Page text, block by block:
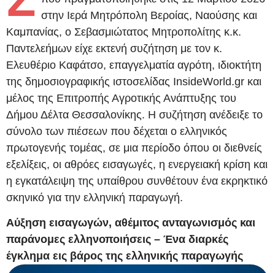
στην Ιερά Μητρόπολη Βεροίας, Ναούσης και
Καμπανίας, ο Σεβασμιώτατος Μητροπολίτης κ.κ.
Παντελεήμων είχε εκτενή συζήτηση με τον κ.
Ελευθέριο Καφάτσο, επαγγελματία αγρότη, ιδιοκτήτη
της δημοσιογραφικής ιστοσελίδας InsideWorld.gr και
μέλος της Επιτροπής Αγροτικής Ανάπτυξης του
Δήμου Δέλτα Θεσσαλονίκης. Η συζήτηση ανέδειξε το
σύνολο των πιέσεων που δέχεται ο ελληνικός
πρωτογενής τομέας, σε μια περίοδο όπου οι διεθνείς
εξελίξεις, οι αθρόες εισαγωγές, η ενεργειακή κρίση και
η εγκατάλειψη της υπαίθρου συνθέτουν ένα εκρηκτικό
σκηνικό για την ελληνική παραγωγή.
Αύξηση εισαγωγών, αθέμιτος ανταγωνισμός και
παράνομες ελληνοποιήσεις – Ένα διαρκές
έγκλημα εις βάρος της ελληνικής παραγωγής